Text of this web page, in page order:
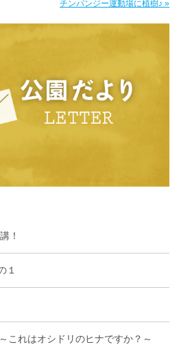
チンパンジー運動場に植樹♪ »
！
１
これはオシドリのヒナですか？～